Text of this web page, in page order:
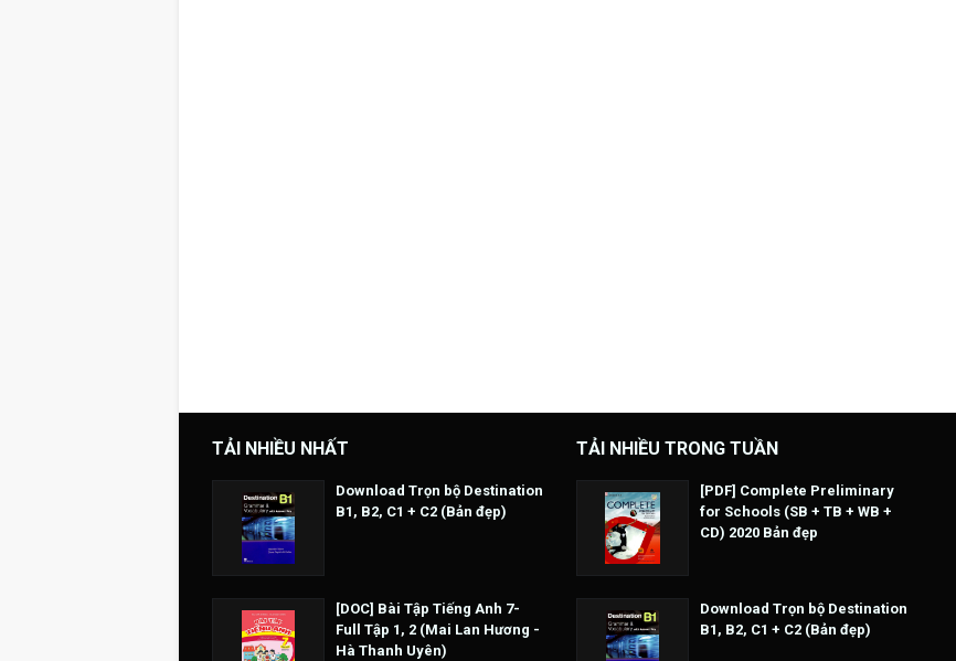
TẢI NHIỀU NHẤT
Download Trọn bộ Destination
B1, B2, C1 + C2 (Bản đẹp)
[DOC] Bài Tập Tiếng Anh 7-
Full Tập 1, 2 (Mai Lan Hương -
Hà Thanh Uyên)
TẢI NHIỀU TRONG TUẦN
[PDF] Complete Preliminary
for Schools (SB + TB + WB +
CD) 2020 Bản đẹp
Download Trọn bộ Destination
B1, B2, C1 + C2 (Bản đẹp)